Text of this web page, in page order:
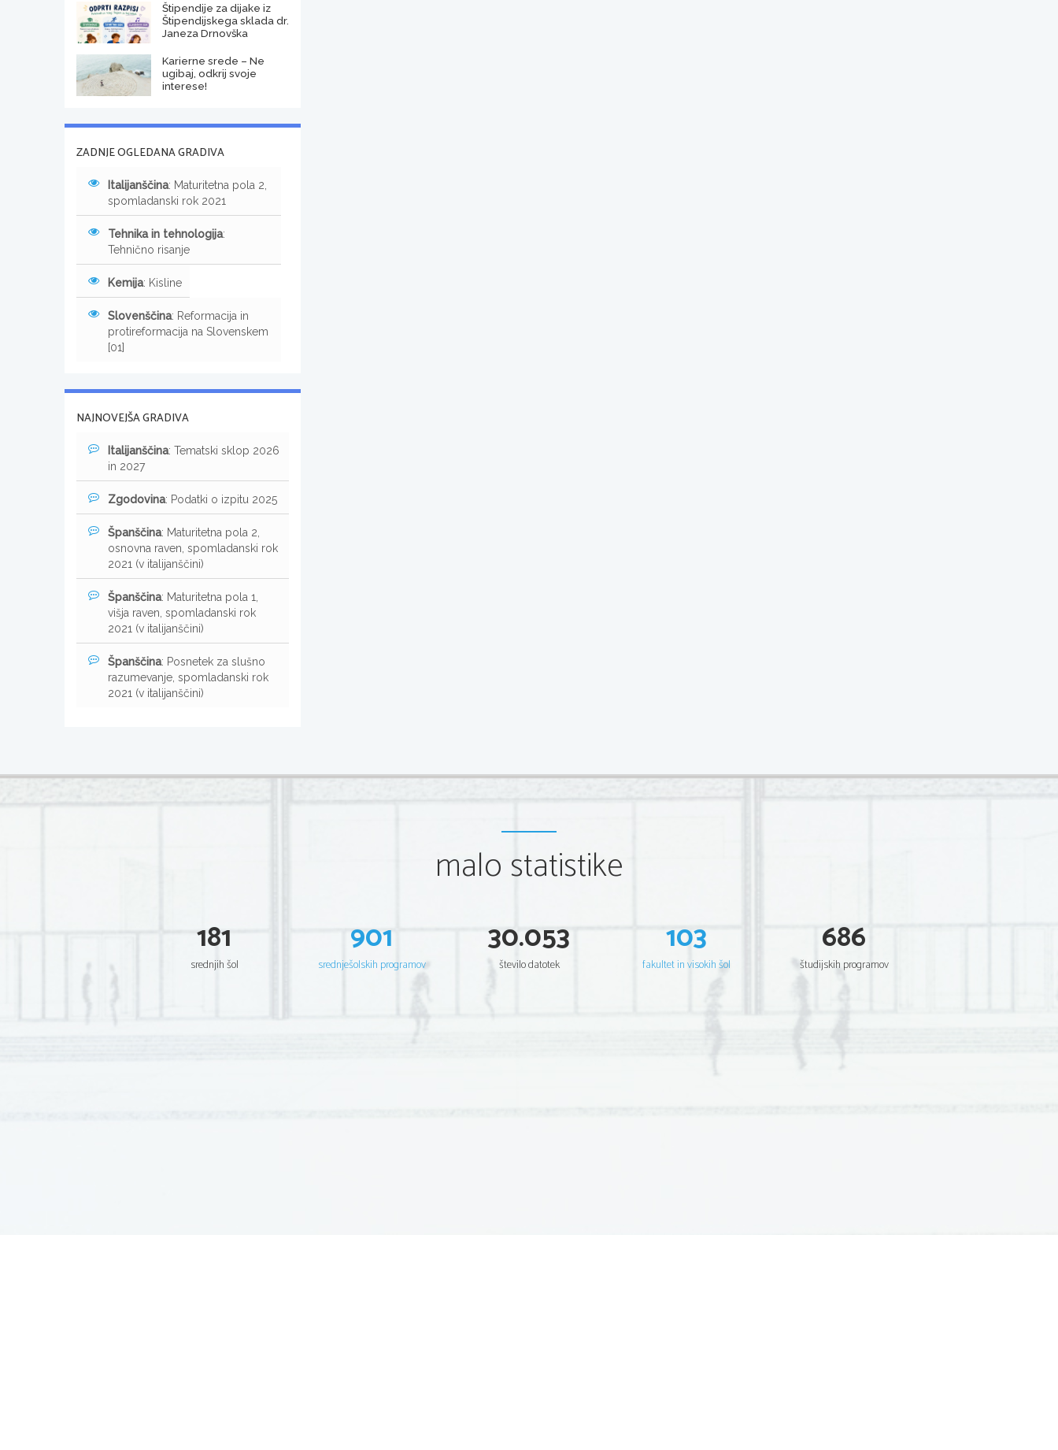
Štipendije za dijake iz
Štipendijskega sklada dr.
Janeza Drnovška
Karierne srede – Ne
ugibaj, odkrij svoje
interese!
ZADNJE OGLEDANA GRADIVA
Italijanščina: Maturitetna pola 2,
spomladanski rok 2021
Tehnika in tehnologija:
Tehnično risanje
Kemija: Kisline
Slovenščina: Reformacija in
protireformacija na Slovenskem
[01]
NAJNOVEJŠA GRADIVA
Italijanščina: Tematski sklop 2026
in 2027
Zgodovina: Podatki o izpitu 2025
Španščina: Maturitetna pola 2,
osnovna raven, spomladanski rok
2021 (v italijanščini)
Španščina: Maturitetna pola 1,
višja raven, spomladanski rok
2021 (v italijanščini)
Španščina: Posnetek za slušno
razumevanje, spomladanski rok
2021 (v italijanščini)
malo statistike
181
srednjih šol
901
srednješolskih programov
30.053
število datotek
103
fakultet in visokih šol
686
študijskih programov